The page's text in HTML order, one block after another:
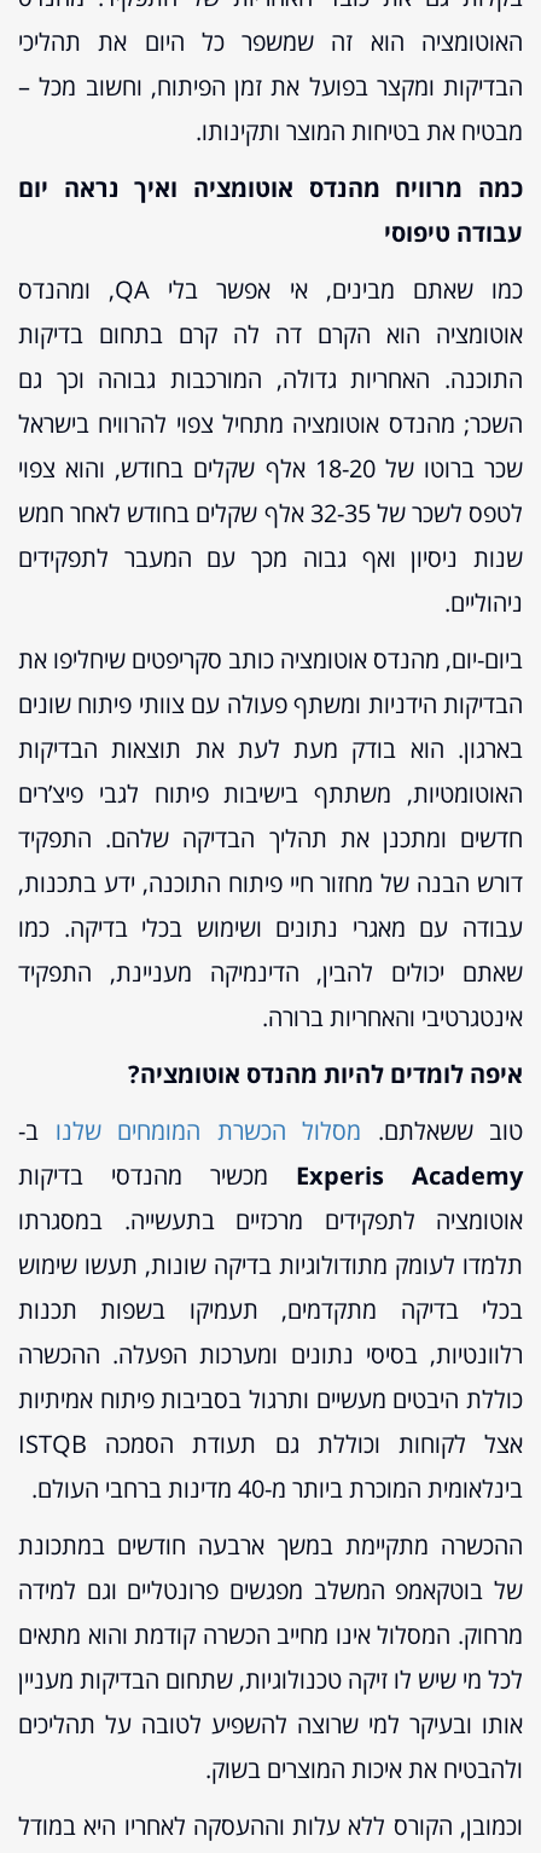
האוטומציה הוא זה שמשפר כל היום את תהליכי
הבדיקות ומקצר בפועל את זמן הפיתוח, וחשוב מכל –
מבטיח את בטיחות המוצר ותקינותו.
כמה מרוויח מהנדס אוטומציה ואיך נראה יום
עבודה טיפוסי
כמו שאתם מבינים, אי אפשר בלי QA, ומהנדס
אוטומציה הוא הקרם דה לה קרם בתחום בדיקות
התוכנה. האחריות גדולה, המורכבות גבוהה וכך גם
השכר; מהנדס אוטומציה מתחיל צפוי להרוויח בישראל
שכר ברוטו של 18-20 אלף שקלים בחודש, והוא צפוי
לטפס לשכר של 32-35 אלף שקלים בחודש לאחר חמש
שנות ניסיון ואף גבוה מכך עם המעבר לתפקידים
ניהוליים.
ביום-יום, מהנדס אוטומציה כותב סקריפטים שיחליפו את
הבדיקות הידניות ומשתף פעולה עם צוותי פיתוח שונים
בארגון. הוא בודק מעת לעת את תוצאות הבדיקות
האוטומטיות, משתתף בישיבות פיתוח לגבי פיצ’רים
חדשים ומתכנן את תהליך הבדיקה שלהם. התפקיד
דורש הבנה של מחזור חיי פיתוח התוכנה, ידע בתכנות,
עבודה עם מאגרי נתונים ושימוש בכלי בדיקה. כמו
שאתם יכולים להבין, הדינמיקה מעניינת, התפקיד
אינטגרטיבי והאחריות ברורה.
איפה לומדים להיות מהנדס אוטומציה?
טוב ששאלתם. מסלול הכשרת המומחים שלנו ב-
Experis Academy מכשיר מהנדסי בדיקות
אוטומציה לתפקידים מרכזיים בתעשייה. במסגרתו
תלמדו לעומק מתודולוגיות בדיקה שונות, תעשו שימוש
בכלי בדיקה מתקדמים, תעמיקו בשפות תכנות
רלוונטיות, בסיסי נתונים ומערכות הפעלה. ההכשרה
כוללת היבטים מעשיים ותרגול בסביבות פיתוח אמיתיות
אצל לקוחות וכוללת גם תעודת הסמכה ISTQB
בינלאומית המוכרת ביותר מ-40 מדינות ברחבי העולם.
ההכשרה מתקיימת במשך ארבעה חודשים במתכונת
של בוטקאמפ המשלב מפגשים פרונטליים וגם למידה
מרחוק. המסלול אינו מחייב הכשרה קודמת והוא מתאים
לכל מי שיש לו זיקה טכנולוגיות, שתחום הבדיקות מעניין
אותו ובעיקר למי שרוצה להשפיע לטובה על תהליכים
ולהבטיח את איכות המוצרים בשוק.
וכמובן, הקורס ללא עלות וההעסקה לאחריו היא במודל